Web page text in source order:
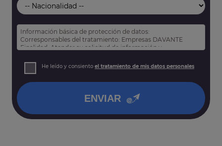
Información básica de protección de datos:
Corresponsables del tratamiento: Empresas DAVANTE
Finalidad: Atender su solicitud de información y
Derechos: Puede acceder, rectificar y suprimir sus datos,
así como otros derechos tal y como se explica en nuestra
He leído y consiento el tratamiento de mis datos personales
ENVIAR